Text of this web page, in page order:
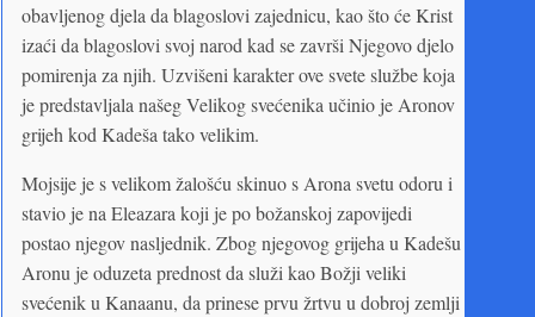
obavljenog djela da blagoslovi zajednicu, kao što će Krist
izaći da blagoslovi svoj narod kad se završi Njegovo djelo
pomirenja za njih. Uzvišeni karakter ove svete službe koja
je predstavljala našeg Velikog svećenika učinio je Aronov
grijeh kod Kadeša tako velikim.
Mojsije je s velikom žalošću skinuo s Arona svetu odoru i
stavio je na Eleazara koji je po božanskoj zapovijedi
postao njegov nasljednik. Zbog njegovog grijeha u Kadešu
Aronu je oduzeta prednost da služi kao Božji veliki
svećenik u Kanaanu, da prinese prvu žrtvu u dobroj zemlji